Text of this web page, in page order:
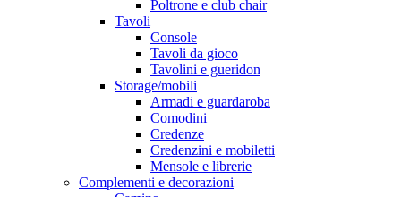
Poltrone e club chair
Tavoli
Console
Tavoli da gioco
Tavolini e gueridon
Storage/mobili
Armadi e guardaroba
Comodini
Credenze
Credenzini e mobiletti
Mensole e librerie
Complementi e decorazioni